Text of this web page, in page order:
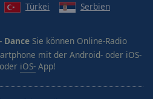
Türkei Serbien
Dance Sie können Online-Radio
mit der Android- oder iOS-
oder iOS- App!